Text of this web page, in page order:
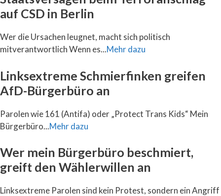
auf CSD in Berlin
Wer die Ursachen leugnet, macht sich politisch
mitverantwortlich Wenn es...Mehr dazu
Linksextreme Schmierfinken greifen
AfD-Bürgerbüro an
Parolen wie 161 (Antifa) oder „Protect Trans Kids“ Mein
Bürgerbüro...Mehr dazu
Wer mein Bürgerbüro beschmiert,
greift den Wählerwillen an
Linksextreme Parolen sind kein Protest, sondern ein Angriff